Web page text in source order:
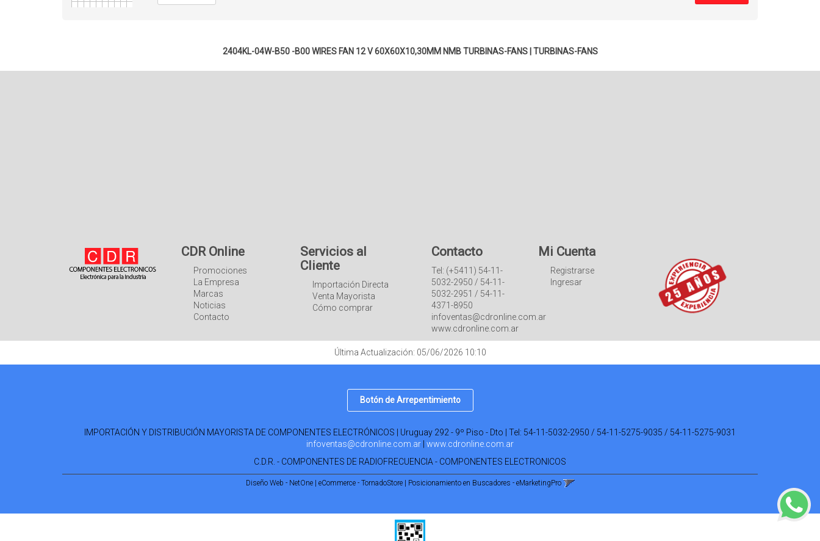
2404KL-04W-B50 -B00 WIRES FAN 12 V 60X60X10,30MM NMB TURBINAS-FANS| TURBINAS-FANS
CDR Online
Promociones
La Empresa
Marcas
Noticias
Contacto
Servicios al
Cliente
Importación Directa
Venta Mayorista
Cómo comprar
Contacto
Tel: (+5411) 54-11-
5032-2950 / 54-11-
5032-2951 / 54-11-
4371-8950
infoventas@cdronline.com.ar
www.cdronline.com.ar
Mi Cuenta
Registrarse
Ingresar
Última Actualización: 05/06/2026 10:10
Botón de Arrepentimiento
IMPORTACIÓN Y DISTRIBUCIÓN MAYORISTA DE COMPONENTES ELECTRÓNICOS | Uruguay 292 - 9º Piso - Dto | Tel: 54-11-5032-2950 / 54-11-5275-9035 / 54-11-5275-9031
infoventas@cdronline.com.ar www.cdronline.com.ar
C.D.R. - COMPONENTES DE RADIOFRECUENCIA - COMPONENTES ELECTRONICOS
Diseño Web - NetOne| eCommerce - TornadoStore| Posicionamiento en Buscadores - eMarketingPro